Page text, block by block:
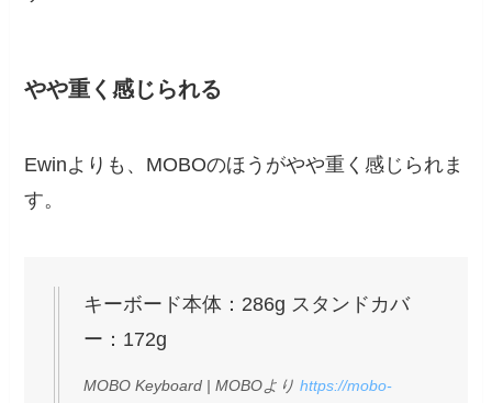
やや重く感じられる
Ewinよりも、MOBOのほうがやや重く感じられま
す。
キーボード本体：286g スタンドカバ
ー：172g
MOBO Keyboard | MOBOよりhttps://mobo-